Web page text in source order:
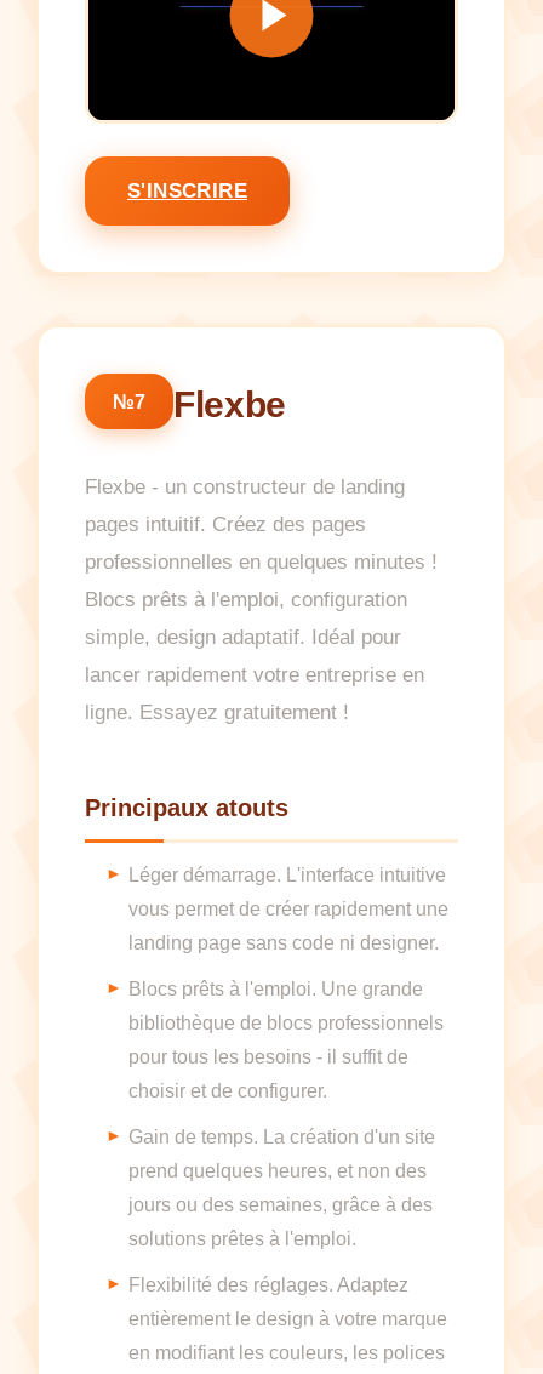
S'INSCRIRE
№7 Flexbe
Flexbe - un constructeur de landing
pages intuitif. Créez des pages
professionnelles en quelques minutes !
Blocs prêts à l'emploi, configuration
simple, design adaptatif. Idéal pour
lancer rapidement votre entreprise en
ligne. Essayez gratuitement !
Principaux atouts
Léger démarrage. L'interface intuitive
vous permet de créer rapidement une
landing page sans code ni designer.
Blocs prêts à l'emploi. Une grande
bibliothèque de blocs professionnels
pour tous les besoins - il suffit de
choisir et de configurer.
Gain de temps. La création d'un site
prend quelques heures, et non des
jours ou des semaines, grâce à des
solutions prêtes à l'emploi.
Flexibilité des réglages. Adaptez
entièrement le design à votre marque
en modifiant les couleurs, les polices